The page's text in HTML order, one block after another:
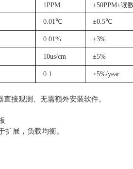
1PPM ±50PPM±读
0.01℃ ±0.5℃
0.01% ±3%
10us/cm ±5%
0.1 ≤5%/year
接观测、无需额外安装软件。
展，负载均衡。